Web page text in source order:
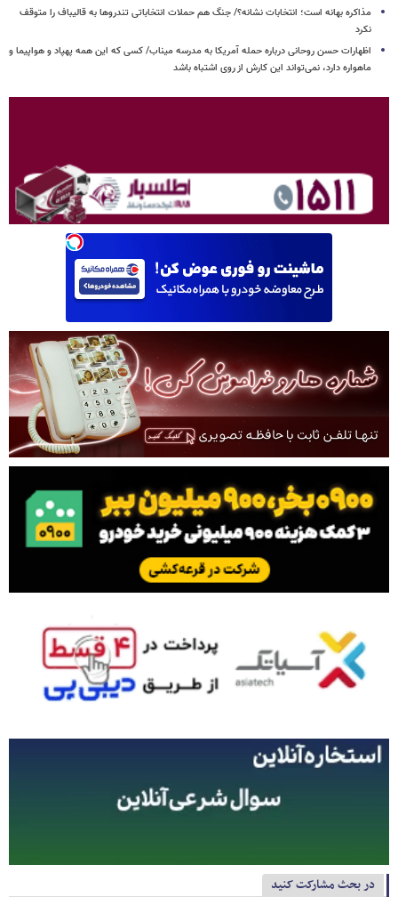
مذاکره بهانه است؛ انتخابات نشانه؟/ جنگ هم حملات انتخاباتی تندروها به قالیباف را متوقف
نکرد
اظهارات حسن روحانی درباره حمله آمریکا به مدرسه میناب/ کسی که این همه پهپاد و هواپیما و
ماهواره دارد، نمی‌تواند این کارش از روی اشتباه باشد
در بحث مشارکت کنید